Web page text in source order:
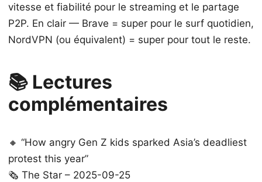
vitesse et fiabilité pour le streaming et le partage
P2P. En clair — Brave = super pour le surf quotidien,
NordVPN (ou équivalent) = super pour tout le reste.
📚 Lectures
complémentaires
🔸 “How angry Gen Z kids sparked Asia’s deadliest
protest this year”
🗞️ The Star – 2025-09-25